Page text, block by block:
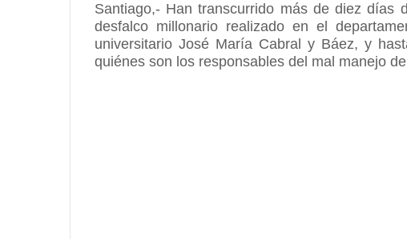
Santiago,- Han transcurrido más de diez días
desfalco millonario realizado en el
universitario José María Cabral y Báez, y
quiénes son los responsables del mal manejo